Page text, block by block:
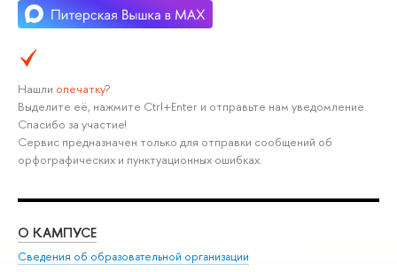
Нашли опечатку?
Выделите её, нажмите Ctrl+Enter и отправьте нам уведомление.
Спасибо за участие!
Сервис предназначен только для отправки сообщений об
орфографических и пунктуационных ошибках.
О КАМПУСЕ
Сведения об образовательной организации